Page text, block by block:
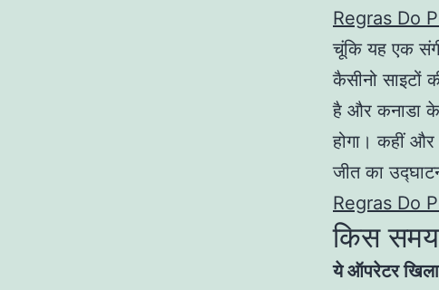
Regras Do
चूंकि यह एक
कैसीनो साइटों
है और कनाडा
होगा। कहीं
जीत का
Regras Do
किस समय
ये ऑपरेटर